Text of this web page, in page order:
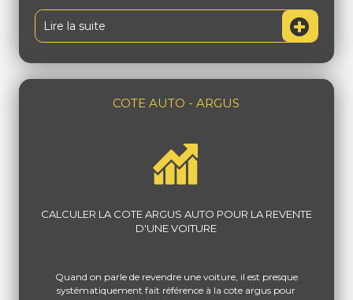
Lire la suite
COTE AUTO - ARGUS
CALCULER LA COTE ARGUS AUTO POUR LA REVENTE
D'UNE VOITURE
Quand on parle de revendre une voiture, il est presque
systématiquement fait référence à la cote argus pour